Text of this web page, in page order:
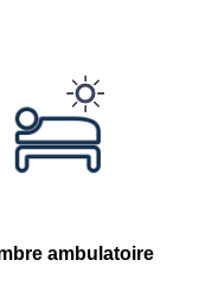
ambulatoire